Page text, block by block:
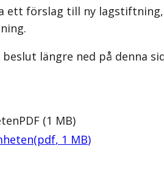
ett förslag till ny
längre ned på denna
PDF (1 MB)
(pdf, 1 MB)